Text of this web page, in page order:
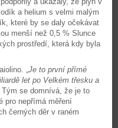
a helium s velmi malým
které by se daly očekávat
menší než 0,5 % Slunce
prostředí, která kdy byla
„ Je to první přímé
let po Velkém třesku a
Tým se domnívá, že je to
pro nepřímá měření
černých děr v raném